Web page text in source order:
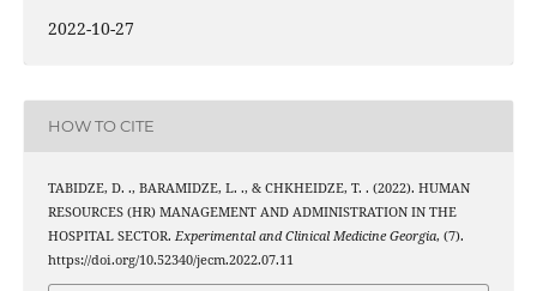
2022-10-27
HOW TO CITE
TABIDZE, D. ., BARAMIDZE, L. ., & CHKHEIDZE, T. . (2022). HUMAN
RESOURCES (HR) MANAGEMENT AND ADMINISTRATION IN THE
HOSPITAL SECTOR. Experimental and Clinical Medicine Georgia, (7).
https://doi.org/10.52340/jecm.2022.07.11